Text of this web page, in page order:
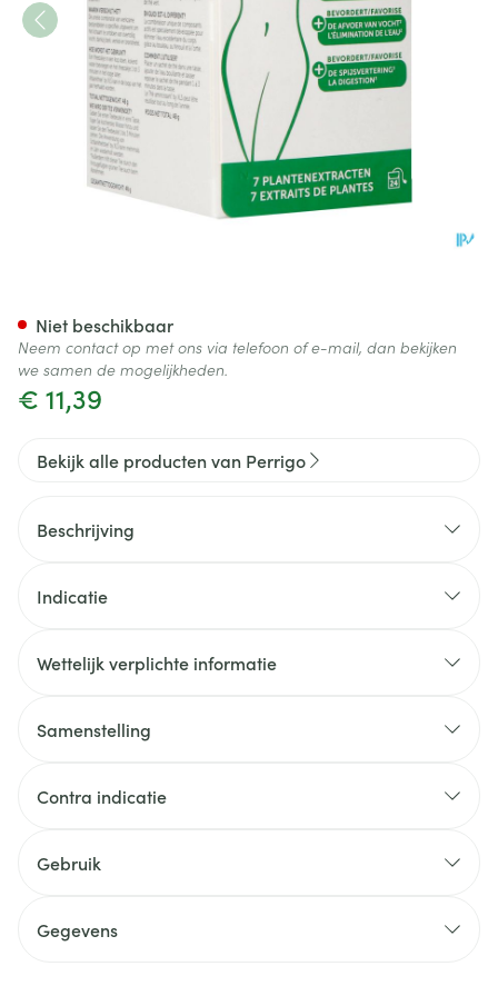
€ 11,39
Niet beschikbaar
Neem contact op met ons via telefoon of e-mail, dan bekijken
we samen de mogelijkheden.
Bekijk alle producten van Perrigo
Beschrijving
Indicatie
Wettelijk verplichte informatie
Samenstelling
Contra indicatie
Gebruik
Gegevens